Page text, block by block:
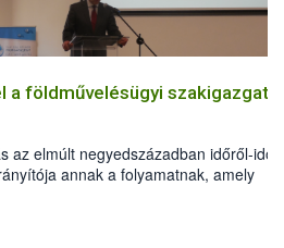
a földművelésügyi
az elmúlt negyedszázadban időről-
annak a folyamatnak, amely
saját jövőjében bízni és érte tenni
Zsigó Róbert a
megemlékező jubileumi